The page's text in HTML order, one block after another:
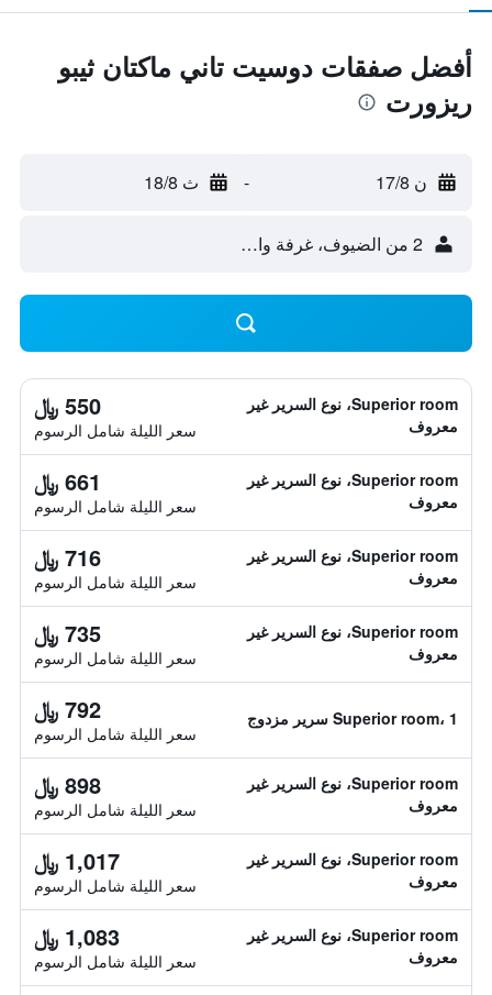
أفضل صفقات دوسيت تاني ماكتان ثيبو
ريزورت
ن 17/8 - ث 18/8
2 من الضيوف، غرفة واحدة
Superior room، نوع السرير غير
معروف
550 ﷼
سعر الليلة شامل الرسوم
Superior room، نوع السرير غير
معروف
661 ﷼
سعر الليلة شامل الرسوم
Superior room، نوع السرير غير
معروف
716 ﷼
سعر الليلة شامل الرسوم
Superior room، نوع السرير غير
معروف
735 ﷼
سعر الليلة شامل الرسوم
Superior room، 1 سرير مزدوج 792 ﷼
سعر الليلة شامل الرسوم
Superior room، نوع السرير غير
معروف
898 ﷼
سعر الليلة شامل الرسوم
Superior room، نوع السرير غير
معروف
1,017 ﷼
سعر الليلة شامل الرسوم
Superior room، نوع السرير غير
معروف
1,083 ﷼
سعر الليلة شامل الرسوم